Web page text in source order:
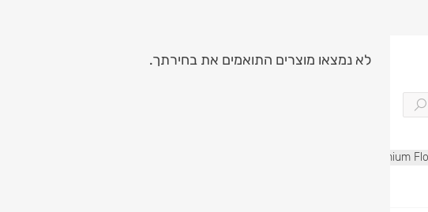
לא נמצאו מוצרים התואמים את בחירתך.
Luxury Red & White Rose Box | Premium